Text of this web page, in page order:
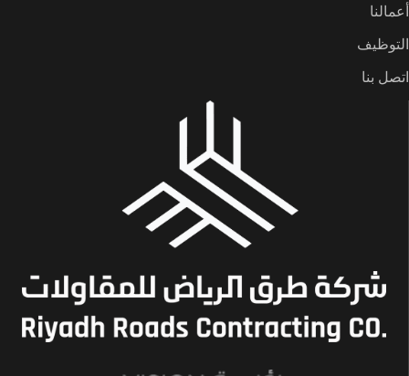
أعمالنا
التوظيف
اتصل بنا